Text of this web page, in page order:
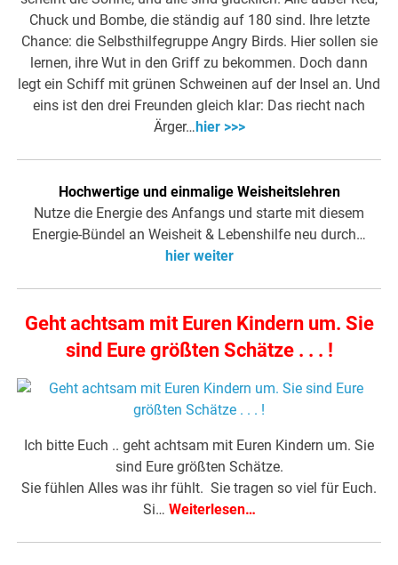
Chuck und Bombe, die ständig auf 180 sind. Ihre letzte
Chance: die Selbsthilfegruppe Angry Birds. Hier sollen sie
lernen, ihre Wut in den Griff zu bekommen. Doch dann
legt ein Schiff mit grünen Schweinen auf der Insel an. Und
eins ist den drei Freunden gleich klar: Das riecht nach
Ärger…hier >>>
Hochwertige und einmalige Weisheitslehren
Nutze die Energie des Anfangs und starte mit diesem
Energie-Bündel an Weisheit & Lebenshilfe neu durch…
hier weiter
Geht achtsam mit Euren Kindern um. Sie
sind Eure größten Schätze . . . !
Ich bitte Euch .. geht achtsam mit Euren Kindern um. Sie
sind Eure größten Schätze.
Sie fühlen Alles was ihr fühlt. Sie tragen so viel für Euch.
Si… Weiterlesen…